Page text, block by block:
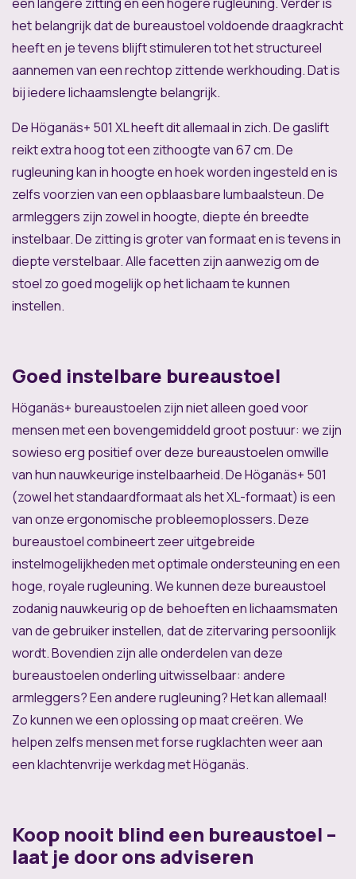
het belangrijk dat de bureaustoel voldoende draagkracht
heeft en je tevens blijft stimuleren tot het structureel
aannemen van een rechtop zittende werkhouding. Dat is
bij iedere lichaamslengte belangrijk.
De Höganäs+ 501 XL heeft dit allemaal in zich. De gaslift
reikt extra hoog tot een zithoogte van 67 cm. De
rugleuning kan in hoogte en hoek worden ingesteld en is
zelfs voorzien van een opblaasbare lumbaalsteun. De
armleggers zijn zowel in hoogte, diepte én breedte
instelbaar. De zitting is groter van formaat en is tevens in
diepte verstelbaar. Alle facetten zijn aanwezig om de
stoel zo goed mogelijk op het lichaam te kunnen
instellen.
Goed instelbare bureaustoel
Höganäs+ bureaustoelen zijn niet alleen goed voor
mensen met een bovengemiddeld groot postuur: we zijn
sowieso erg positief over deze bureaustoelen omwille
van hun nauwkeurige instelbaarheid. De Höganäs+ 501
(zowel het standaardformaat als het XL-formaat) is een
van onze ergonomische probleemoplossers. Deze
bureaustoel combineert zeer uitgebreide
instelmogelijkheden met optimale ondersteuning en een
hoge, royale rugleuning. We kunnen deze bureaustoel
zodanig nauwkeurig op de behoeften en lichaamsmaten
van de gebruiker instellen, dat de zitervaring persoonlijk
wordt. Bovendien zijn alle onderdelen van deze
bureaustoelen onderling uitwisselbaar: andere
armleggers? Een andere rugleuning? Het kan allemaal!
Zo kunnen we een oplossing op maat creëren. We
helpen zelfs mensen met forse rugklachten weer aan
een klachtenvrije werkdag met Höganäs.
Koop nooit blind een bureaustoel –
laat je door ons adviseren